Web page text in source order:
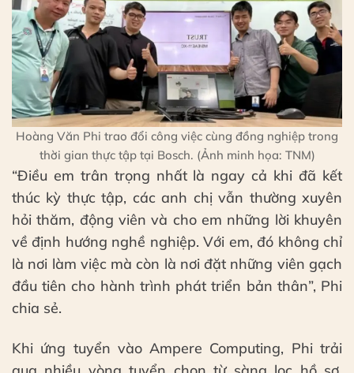
Hoàng Văn Phi trao đổi công việc cùng đồng nghiệp trong
thời gian thực tập tại Bosch. (Ảnh minh họa: TNM)
“Điều em trân trọng nhất là ngay cả khi đã kết
thúc kỳ thực tập, các anh chị vẫn thường xuyên
hỏi thăm, động viên và cho em những lời khuyên
về định hướng nghề nghiệp. Với em, đó không chỉ
là nơi làm việc mà còn là nơi đặt những viên gạch
đầu tiên cho hành trình phát triển bản thân”, Phi
chia sẻ.
Khi ứng tuyển vào Ampere Computing, Phi trải